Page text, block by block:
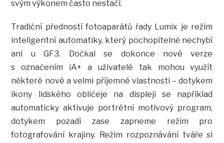
svým výkonem často nestačí.
Tradiční předností fotoaparátů řady Lumix je režim
inteligentní automatiky, který pochopitelně nechybí
ani u GF3. Dočkal se dokonce nové verze
s označením iA+ a uživatelé tak mohou využít
některé nové a velmi příjemné vlastnosti – dotykem
ikony lidského obličeje na displeji se například
automaticky aktivuje portrétní motivový program,
dotykem pozadí zase zapneme režim pro
fotografování krajiny. Režim rozpoznávání tváře si